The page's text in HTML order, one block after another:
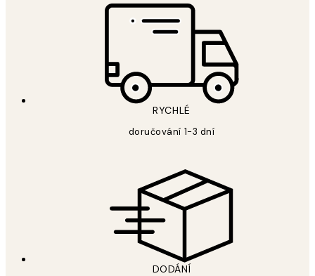
RYCHLÉ
doručování 1-3 dní
DODÁNÍ